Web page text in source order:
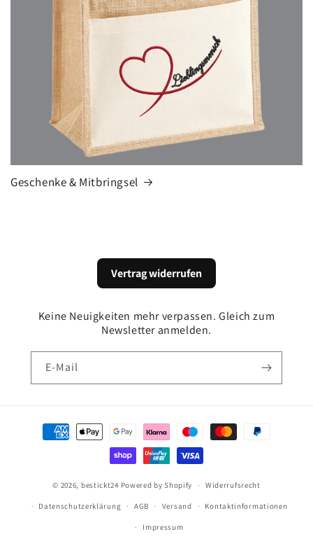
Geschenke & Mitbringsel
Vertrag widerrufen
Keine Neuigkeiten mehr verpassen. Gleich zum
Newsletter anmelden.
E-Mail
Zahlungsmethoden
© 2026, bestickt24 Powered by Shopify Widerrufsrecht
Datenschutzerklärung AGB Versand Kontaktinformationen
Impressum